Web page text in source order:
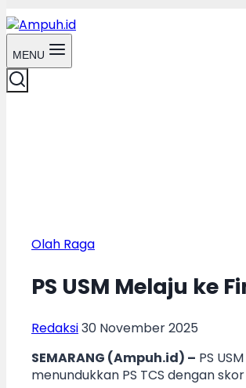
MENU
Olah Raga
PS USM Melaju ke
Redaksi30 November 2025
SEMARANG (Ampuh.id) – PS
menundukkan PS TCS dengan skor